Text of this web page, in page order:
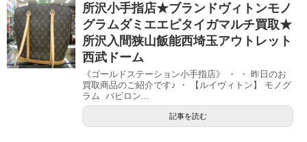
所沢小手指店★ブランドヴィトンモノ
グラムダミエエピタイガマルチ買取★
所沢入間狭山飯能西埼玉アウトレット
西武ドーム
《ゴールドステーション小手指店》 ・ ・ 昨日のお
買取商品のご紹介です♪ ・ 【ルイヴィトン】 モノグ
ラム バビロン...
記事を読む